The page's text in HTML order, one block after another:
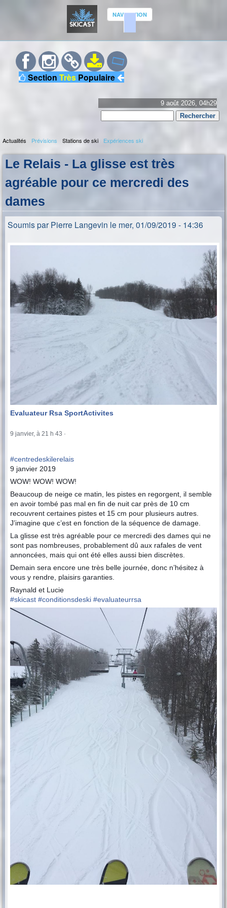
Aller
au
contenu
principal
NAVIGATION
S
T
Section Très Populaire
9 août 2026, 04h29
de
recherche
e
u
p
r
Actualités Prévisions Stations de ski Expériences ski
Le Relais - La glisse est très
agréable pour ce mercredi des
dames
Soumis par Pierre Langevin le mer, 01/09/2019 - 14:36
e
_
r
a
s
-
3
j
p
g
Evaluateur Rsa SportActivites
9 janvier, à 21 h 43 ·
#centredeskilerelais
9 janvier 2019
WOW! WOW! WOW!
Beaucoup de neige ce matin, les pistes en regorgent, il semble
en avoir tombé pas mal en fin de nuit car près de 10 cm
recouvrent certaines pistes et 15 cm pour plusieurs autres.
J’imagine que c’est en fonction de la séquence de damage.
La glisse est très agréable pour ce mercredi des dames qui ne
sont pas nombreuses, probablement dû aux rafales de vent
annoncées, mais qui ont été elles aussi bien discrètes.
Demain sera encore une très belle journée, donc n’hésitez à
vous y rendre, plaisirs garanties.
Raynald et Lucie
#skicast #conditionsdeski #evaluateurrsa